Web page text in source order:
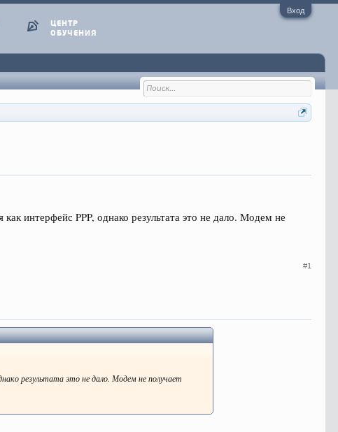
Вход
интерфейс PPP, однако результата это не дало. Модем не
#1
результата это не дало. Модем не получает
ЦЕНТР
ОБУЧЕНИЯ